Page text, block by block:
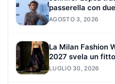
passerella con
AGOSTO 3, 2026
La Milan Fashion
2027 svela un
LUGLIO 30, 2026